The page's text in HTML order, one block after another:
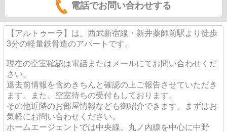
電話でお問い合わせする
【アルトゥーラ】は、西武新宿線・新井薬師前駅より徒歩
3分の軽量鉄骨造のアパートです。
現在の空室確認は電話またはメールにてお問い合わせくだ
さい。
退去前情報を含めきちんと確認の上ご報告させていただき
ます。また、空室待ちの受付もしております。
その他近隣のお部屋情報なども御紹介できます。まずはお
気軽にお問い合わせください。
ホームエージェントでは中央線、丸ノ内線を中心に中野